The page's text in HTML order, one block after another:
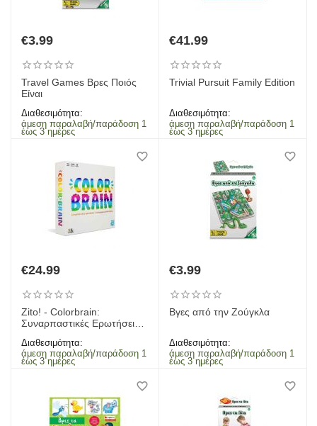
€3.99
Travel Games Βρες Ποιός
Είναι
Διαθεσιμότητα:
άμεση παραλαβή/παράδοση 1
έως 3 ημέρες
€41.99
Trivial Pursuit Family Edition
Διαθεσιμότητα:
άμεση παραλαβή/παράδοση 1
έως 3 ημέρες
€24.99
Zito! - Colorbrain:
Συναρπαστικές Ερωτήσεις.
Διαθεσιμότητα:
άμεση παραλαβή/παράδοση 1
έως 3 ημέρες
€3.99
Βγες από την Ζούγκλα
Διαθεσιμότητα:
άμεση παραλαβή/παράδοση 1
έως 3 ημέρες